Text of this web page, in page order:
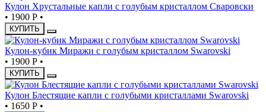
Кулон Хрустальные капли с голубым кристаллом Сваровски
• 1900 Р •
КУПИТЬ
Кулон-кубик Миражи с голубым кристаллом Swarovski
• 1900 Р •
КУПИТЬ
Кулон Блестящие капли с голубыми кристаллами Swarovski
• 1650 Р •